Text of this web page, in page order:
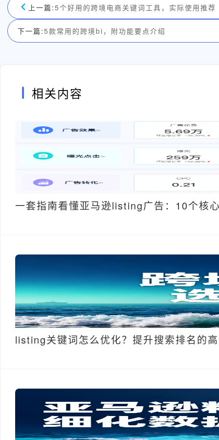
上一篇:5个好用的跨境电商关键词工具，实际使用推荐
下一篇:5款常用的跨境bi，附功能要点介绍
相关内容
一套指南看懂亚马逊listing广告：10个核
listing关键词怎么优化？提升搜索排名的